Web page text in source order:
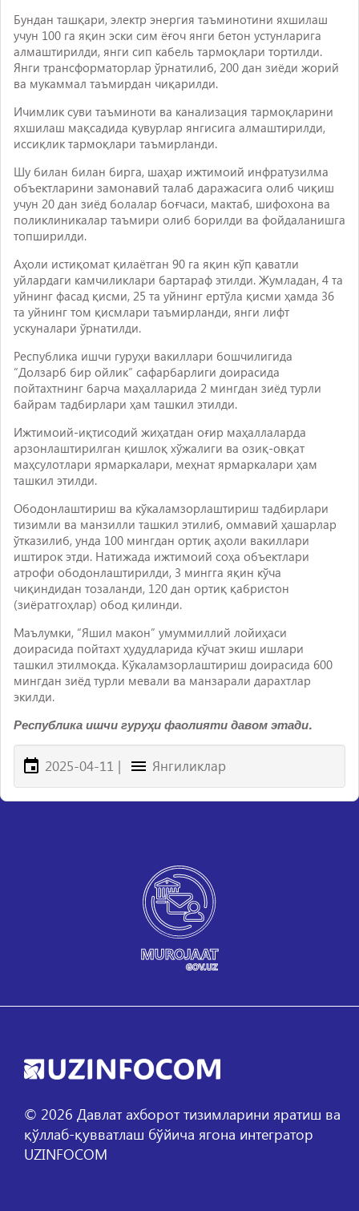
Бундан ташқари, электр энергия таъминотини яхшилаш
учун 100 га яқин эски сим ёғоч янги бетон устунларига
алмаштирилди, янги сип кабель тармоқлари тортилди.
Янги трансформаторлар ўрнатилиб, 200 дан зиёди жорий
ва мукаммал таъмирдан чиқарилди.
Ичимлик суви таъминоти ва канализация тармоқларини
яхшилаш мақсадида қувурлар янгисига алмаштирилди,
иссиқлик тармоқлари таъмирланди.
Шу билан билан бирга, шаҳар ижтимоий инфратузилма
объектларини замонавий талаб даражасига олиб чиқиш
учун 20 дан зиёд болалар боғчаси, мактаб, шифохона ва
поликлиникалар таъмири олиб борилди ва фойдаланишга
топширилди.
Аҳоли истиқомат қилаётган 90 га яқин кўп қаватли
уйлардаги камчиликлари бартараф этилди. Жумладан, 4 та
уйнинг фасад қисми, 25 та уйнинг ертўла қисми ҳамда 36
та уйнинг том қисмлари таъмирланди, янги лифт
ускуналари ўрнатилди.
Республика ишчи гуруҳи вакиллари бошчилигида
“Долзарб бир ойлик” сафарбарлиги доирасида
пойтахтнинг барча маҳалларида 2 мингдан зиёд турли
байрам тадбирлари ҳам ташкил этилди.
Ижтимоий-иқтисодий жиҳатдан оғир маҳаллаларда
арзонлаштирилган қишлоқ хўжалиги ва озиқ-овқат
маҳсулотлари ярмаркалари, меҳнат ярмаркалари ҳам
ташкил этилди.
Ободонлаштириш ва кўкаламзорлаштириш тадбирлари
тизимли ва манзилли ташкил этилиб, оммавий ҳашарлар
ўтказилиб, унда 100 мингдан ортиқ аҳоли вакиллари
иштирок этди. Натижада ижтимоий соҳа объектлари
атрофи ободонлаштирилди, 3 мингга яқин кўча
чиқиндидан тозаланди, 120 дан ортиқ қабристон
(зиёратгоҳлар) обод қилинди.
Маълумки, “Яшил макон” умуммиллий лойиҳаси
доирасида пойтахт ҳудудларида кўчат экиш ишлари
ташкил этилмоқда. Кўкаламзорлаштириш доирасида 600
мингдан зиёд турли мевали ва манзарали дарахтлар
экилди.
Республика ишчи гуруҳи фаолияти давом этади.
2025-04-11 | Янгиликлар
© 2026 Давлат ахборот тизимларини яратиш ва
қўллаб-қувватлаш бўйича ягона интегратор
UZINFOCOM